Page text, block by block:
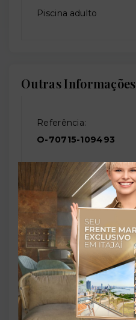
Piscina adulto
Outras Informações
Referência:
O-70715-109493
Perfil:
Residencial
Situação:
Em construção